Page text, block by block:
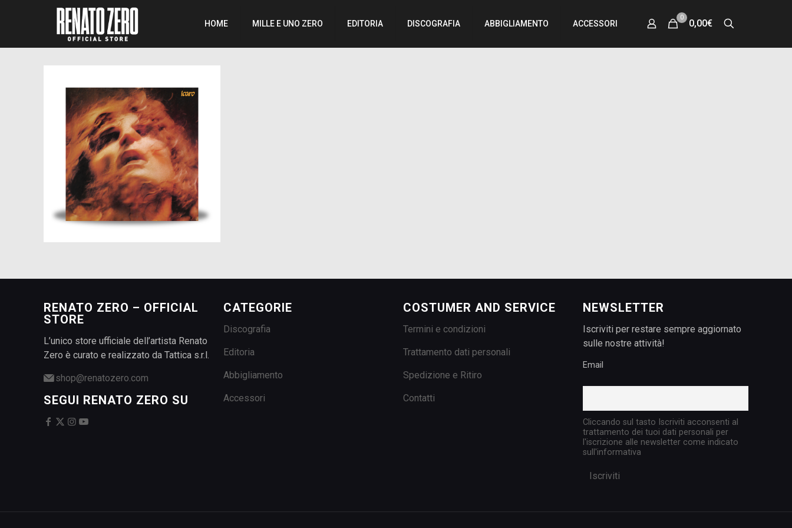
HOME MILLE E UNO ZERO EDITORIA DISCOGRAFIA ABBIGLIAMENTO ACCESSORI
0
0,00€
RENATO ZERO – OFFICIAL
STORE
L’unico store ufficiale dell’artista Renato
Zero è curato e realizzato da Tattica s.r.l.
shop@renatozero.com
SEGUI RENATO ZERO SU
CATEGORIE
Discografia
Editoria
Abbigliamento
Accessori
COSTUMER AND SERVICE
Termini e condizioni
Trattamento dati personali
Spedizione e Ritiro
Contatti
NEWSLETTER
Iscriviti per restare sempre aggiornato
sulle nostre attività!
Email
Cliccando sul tasto Iscriviti acconsenti al
trattamento dei tuoi dati personali per
l'iscrizione alle newsletter come indicato
sull'informativa